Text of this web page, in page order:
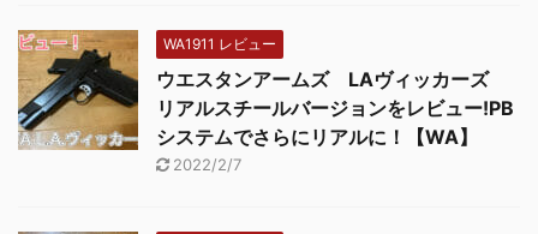
WA1911 レビュー
ウエスタンアームズ LAヴィッカーズ
リアルスチールバージョンをレビュー!PB
システムでさらにリアルに！【WA】
2022/2/7